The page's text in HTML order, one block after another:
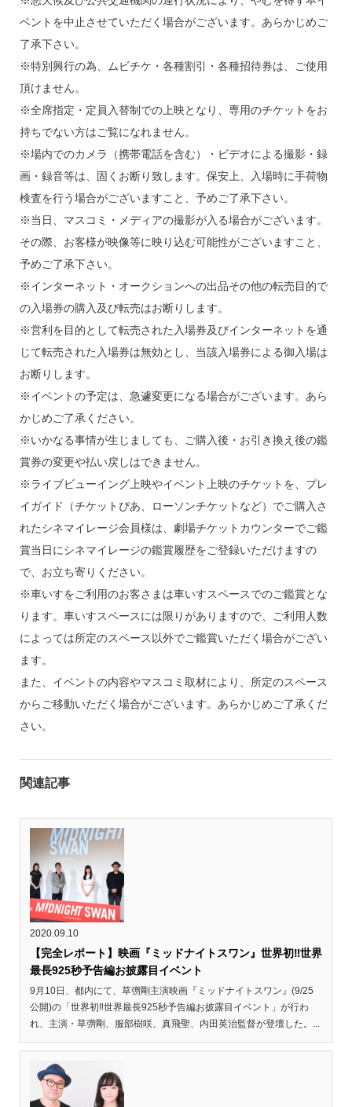
ベントを中止させていただく場合がございます。あらかじめご
了承下さい。
※特別興行の為、ムビチケ・各種割引・各種招待券は、ご使用
頂けません。
※全席指定・定員入替制での上映となり、専用のチケットをお
持ちでない方はご覧になれません。
※場内でのカメラ（携帯電話を含む）・ビデオによる撮影・録
画・録音等は、固くお断り致します。保安上、入場時に手荷物
検査を行う場合がございますこと、予めご了承下さい。
※当日、マスコミ・メディアの撮影が入る場合がございます。
その際、お客様が映像等に映り込む可能性がございますこと、
予めご了承下さい。
※インターネット・オークションへの出品その他の転売目的で
の入場券の購入及び転売はお断りします。
※営利を目的として転売された入場券及びインターネットを通
じて転売された入場券は無効とし、当該入場券による御入場は
お断りします。
※イベントの予定は、急遽変更になる場合がございます。あら
かじめご了承ください。
※いかなる事情が生じましても、ご購入後・お引き換え後の鑑
賞券の変更や払い戻しはできません。
※ライブビューイング上映やイベント上映のチケットを、プレ
イガイド（チケットぴあ、ローソンチケットなど）でご購入さ
れたシネマイレージ会員様は、劇場チケットカウンターでご鑑
賞当日にシネマイレージの鑑賞履歴をご登録いただけますの
で、お立ち寄りください。
※車いすをご利用のお客さまは車いすスペースでのご鑑賞とな
ります。車いすスペースには限りがありますので、ご利用人数
によっては所定のスペース以外でご鑑賞いただく場合がござい
ます。
また、イベントの内容やマスコミ取材により、所定のスペース
からご移動いただく場合がございます。あらかじめご了承くだ
さい。
関連記事
2020.09.10
【完全レポート】映画『ミッドナイトスワン』世界初‼世界
最長925秒予告編お披露目イベント
9月10日、都内にて、草彅剛主演映画『ミッドナイトスワン』(9/25
公開)の「世界初‼世界最長925秒予告編お披露目イベント」が行わ
れ、主演・草彅剛、服部樹咲、真飛聖、内田英治監督が登壇した。...